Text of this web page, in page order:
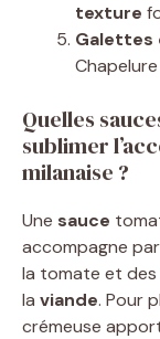
texture
Galettes
Quelles
sublimer
milanaise ?
Une sauce
accompagne
la tomate et des
la viande. Pour
crémeuse